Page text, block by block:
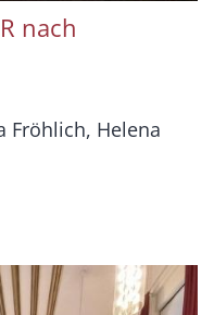
nach
Fröhlich, Helena